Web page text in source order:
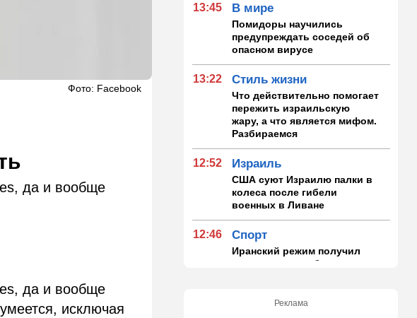
Фото: Facebook
да и вообще
да и вообще
исключая
13:45 В мире
Помидоры научились
предупреждать соседей об
опасном вирусе
13:22 Стиль жизни
Что действительно помогает
пережить израильскую
жару, а что является мифом.
Разбираемся
12:52 Израиль
США суют Израилю палки в
колеса после гибели
военных в Ливане
12:46 Спорт
Иранский режим получил
удар по самолюбию -
Реклама